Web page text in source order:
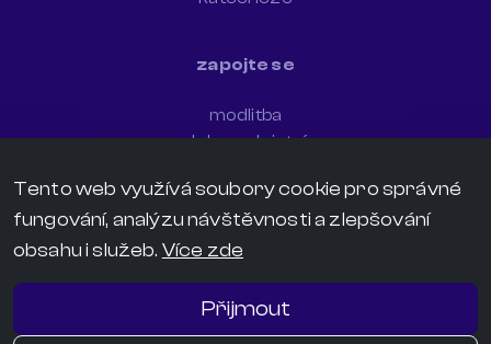
zapojte se
modlitba
dobrovolnictví
sdílejte svědectví
darujte
kontakt
GDPR
Licence
Tento web využívá soubory cookie pro správné
fungování, analýzu návštěvnosti a zlepšování
obsahu i služeb. Více zde
Přijmout